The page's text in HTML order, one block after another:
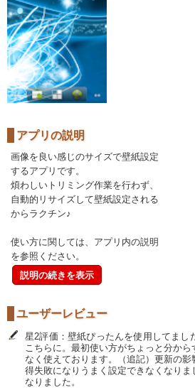
アプリの説明
画像を良い感じのサイズで壁紙設定
するアプリです。
煩わしいトリミング作業を行わず、
自動的リサイズして壁紙設定される
からラクチン♪
使い方に関しては、アプリ内の説明
を参照ください。
説明の続きを表示
ユーザーレビュー
星2評価：壁紙ぴったんを使用してまし
こちらに。最初使い方がちょっと分か
なく使えております。（追記）更新の
得失敗になりうまく設定できなくなり
なりました。